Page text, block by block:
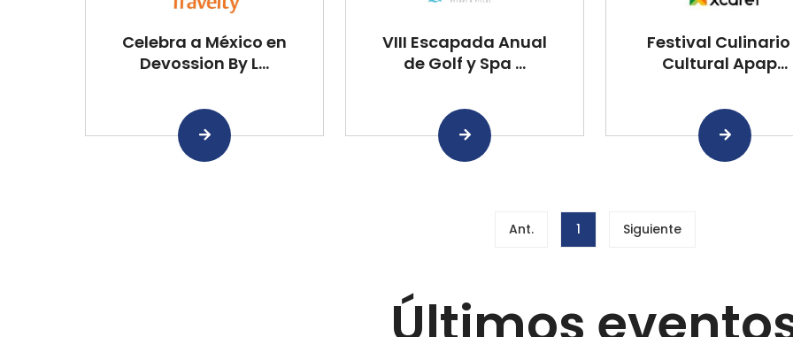
Celebra a México en
Devossion By L...
VIII Escapada Anual
de Golf y Spa ...
Festival Culinario
Cultural Apap...
Ant. 1 Siguiente